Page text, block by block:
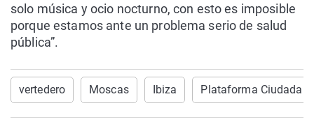
solo música y ocio nocturno, con esto es imposible
porque estamos ante un problema serio de salud
pública”.
vertedero Moscas Ibiza Plataforma